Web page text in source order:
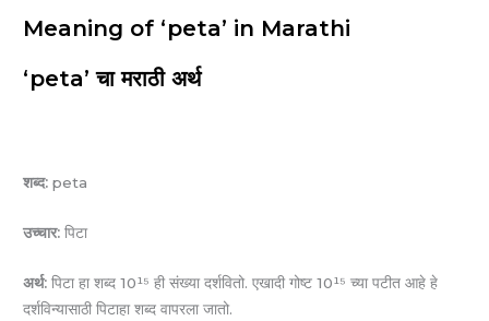
Meaning of ‘peta’ in Marathi
‘peta’ चा मराठी अर्थ
शब्द: peta
उच्चार: पिटा
अर्थ: पिटा हा शब्द 10¹⁵ ही संख्या दर्शवितो. एखादी गोष्ट 10¹⁵ च्या पटीत आहे हे
दर्शविन्यासाठी पिटाहा शब्द वापरला जातो.